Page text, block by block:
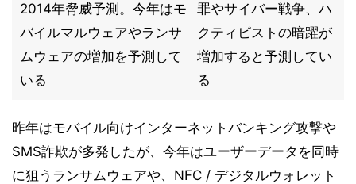
2014年脅威予測。今年はモ
バイルマルウェアやランサ
ムウェアの増加を予測して
いる
罪やサイバー戦争、ハ
クティビストの暗躍が
増加すると予測してい
る
昨年はモバイル向けインターネットバンキング攻撃や
SMS詐欺が多発したが、今年はユーザーデータを同時
に狙うランサムウェアや、NFC / デジタルウォレット